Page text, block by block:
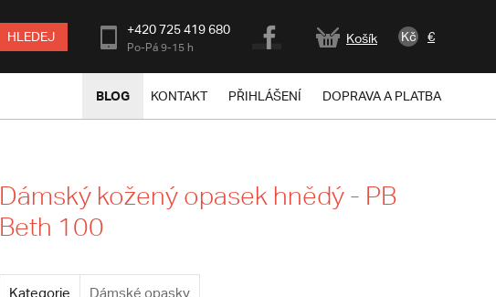
HLEDEJ +420 725 419 680
Po-Pá 9-15 h
Košík Kč €
BLOG KONTAKT PŘIHLÁŠENÍ DOPRAVA A PLATBA
Dámský kožený opasek hnědý - PB
Beth 100
Kategorie Dámské opasky